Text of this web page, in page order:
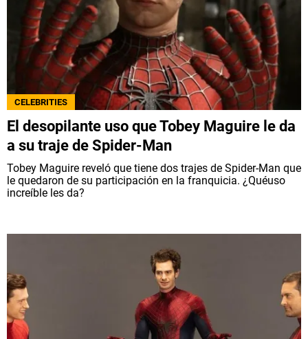
CELEBRITIES
El desopilante uso que Tobey Maguire le da
a su traje de Spider-Man
Tobey Maguire reveló que tiene dos trajes de Spider-Man que
le quedaron de su participación en la franquicia. ¿Quéuso
increíble les da?